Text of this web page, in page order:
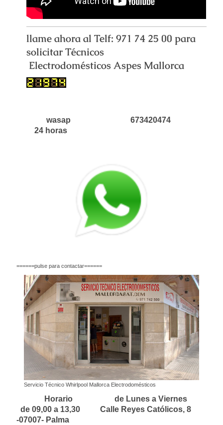
llame ahora al Telf: 971 74 25 00 para
solicitar Técnicos
Electrodomésticos Aspes Mallorca
wasap 673420474
24 horas
======pulse para contactar======
Servicio Técnico Whirlpool Mallorca Electrodomésticos
Horario de Lunes a Viernes
de 09,00 a 13,30 Calle Reyes Católicos, 8
-07007- Palma